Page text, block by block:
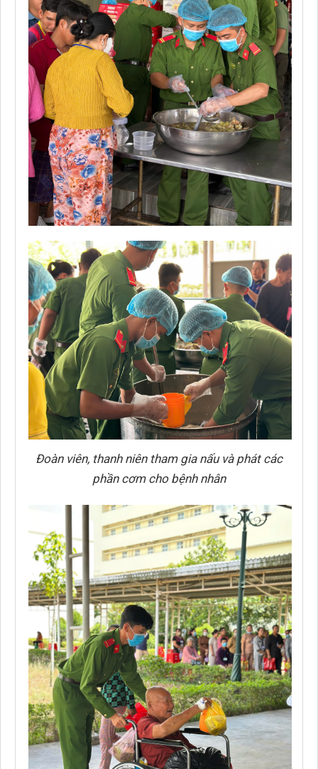
Đoàn viên, thanh niên tham gia nấu và phát các
phần cơm cho bệnh nhân